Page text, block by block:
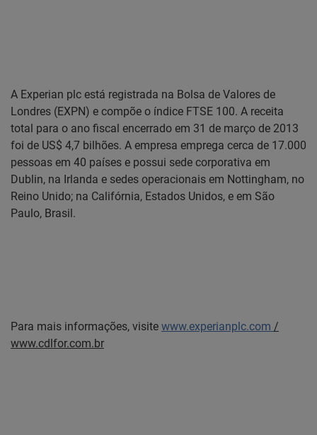
A Experian plc está registrada na Bolsa de Valores de
Londres (EXPN) e compõe o índice FTSE 100. A receita
total para o ano fiscal encerrado em 31 de março de 2013
foi de US$ 4,7 bilhões. A empresa emprega cerca de 17.000
pessoas em 40 países e possui sede corporativa em
Dublin, na Irlanda e sedes operacionais em Nottingham, no
Reino Unido; na Califórnia, Estados Unidos, e em São
Paulo, Brasil.
Para mais informações, visite www.experianplc.com /
www.cdlfor.com.br